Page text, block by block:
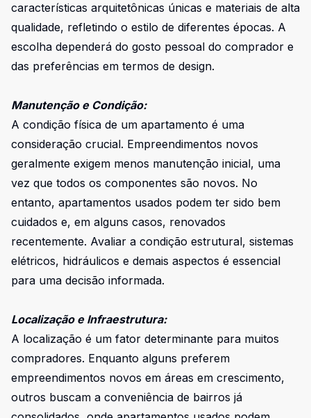
características arquitetônicas únicas e materiais de alta
qualidade, refletindo o estilo de diferentes épocas. A
escolha dependerá do gosto pessoal do comprador e
das preferências em termos de design.
Manutenção e Condição:
A condição física de um apartamento é uma
consideração crucial. Empreendimentos novos
geralmente exigem menos manutenção inicial, uma
vez que todos os componentes são novos. No
entanto, apartamentos usados podem ter sido bem
cuidados e, em alguns casos, renovados
recentemente. Avaliar a condição estrutural, sistemas
elétricos, hidráulicos e demais aspectos é essencial
para uma decisão informada.
Localização e Infraestrutura:
A localização é um fator determinante para muitos
compradores. Enquanto alguns preferem
empreendimentos novos em áreas em crescimento,
outros buscam a conveniência de bairros já